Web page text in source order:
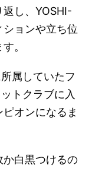
返し、YOSHI-
ョンや立ち位
。
属していたフ
トクラブに入
オンになるま
白黒つけるの